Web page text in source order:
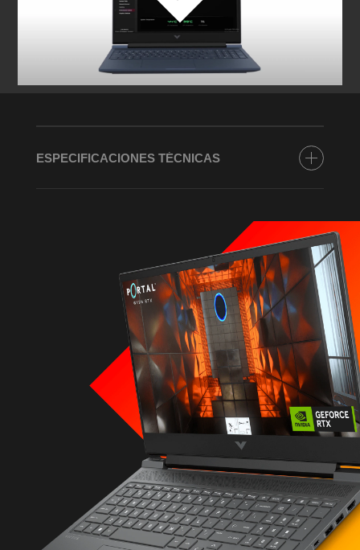
ESPECIFICACIONES TÉCNICAS
Intel® Core™ i7-13700H (hasta 5,0 GHz con
tecnología Intel® Turbo Boost)
* Multi-core se ha diseñado para mejorar el rendimiento
de determinados productos de software. No todos los
clientes ni aplicaciones de software
se beneficiarán necesariamente del uso de esta
tecnología. El rendimiento y la frecuencia del reloj
variarán en función de la carga de trabajo de las
aplicaciones, así como de las configuraciones de
hardware y software. La numeración, marca o nombre
de Intel no constituye una medida que indique un
rendimiento superior.
* El rendimiento de Intel® Turbo Boost varía en función
del hardware, el software y la configuración general del
sistema. Consulta
http://www.intel.com/technology/turboboost/para
obtener más información.